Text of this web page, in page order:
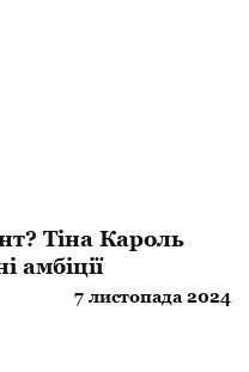
Тіна Кароль
амбіції
7 листопада 2024